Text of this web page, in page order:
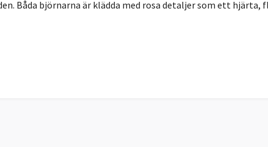
Båda björnarna är klädda med rosa detaljer som ett